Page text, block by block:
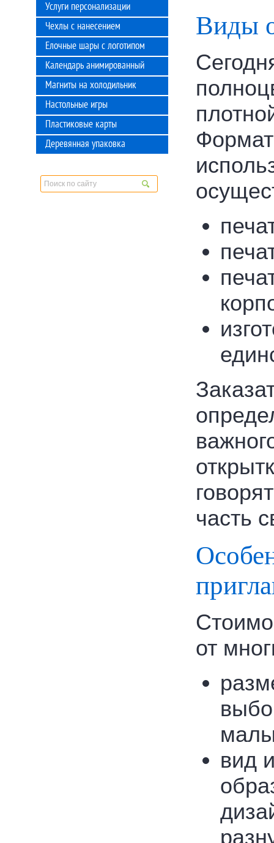
Услуги персонализации
Чехлы с нанесением
Елочные шары с логотипом
Календарь анимированный
Магниты на холодильник
Настольные игры
Пластиковые карты
Деревянная упаковка
Виды
часть
от
вид